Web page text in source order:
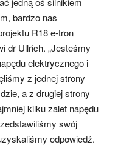
bardzo nas
R18 e-tron
dr Ullrich. „Jesteśmy
elektrycznego i
z jednej strony
a z drugiej strony
kilku zalet napędu
swój
odpowiedź.